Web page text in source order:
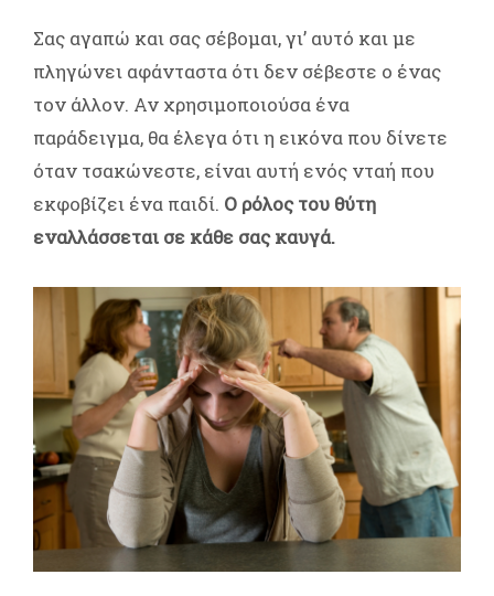
Σας αγαπώ και σας σέβομαι, γι’ αυτό και με
πληγώνει αφάνταστα ότι δεν σέβεστε ο ένας
τον άλλον. Αν χρησιμοποιούσα ένα
παράδειγμα, θα έλεγα ότι η εικόνα που δίνετε
όταν τσακώνεστε, είναι αυτή ενός νταή που
εκφοβίζει ένα παιδί. Ο ρόλος του θύτη
εναλλάσσεται σε κάθε σας καυγά.